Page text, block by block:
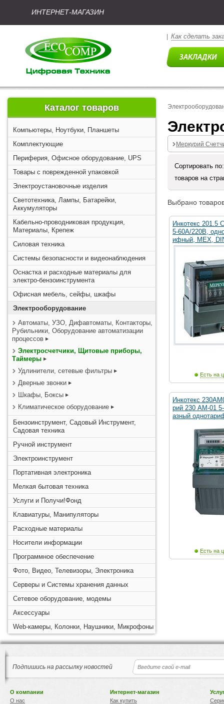
ИНТЕРНЕТ-МАГАЗИН
Как сделать
Каталог товаров
Компьютеры, Ноутбуки, Планшеты
Комплектующие
Периферия, Офисное оборудование, UPS
Товары с поврежденной упаковкой
Электроустановочные изделия
Светотехника, Лампы, Батарейки,
Аккумуляторы
Кабельно-проводниковая продукция,
Материалы, Крепеж
Силовая техника
Системы безопасности и видеонаблюдения
Оснастка и расходные материалы для
электро-бензоинструмента
Офисная мебель, сейфы, шкафы
Электрооборудование
Автоматы, УЗО, Дифавтоматы, Контакторы,
Рубильники, Оборудование автоматизации
процессов
Электросчетчики, Щитовые приборы,
Таймеры
Удлинители, сетевые фильтры
Дверные звонки
Шкафы, Боксы
Климатическое оборудование
Бензоинструмент, Садовый Инструмент,
Садовая техника
Ручной инструмент
Электроинструмент
Портативная электроника
Мелкая бытовая техника
Услуги и Получи!Фонд
Клавиатуры, Манипуляторы
Расходные материалы
Носители информации
Программное обеспечение
Фото, Видео, Телевизоры, Электроника
Серверы и Системы хранения данных
Сетевое оборудование, модемы
Аксессуары
Web-камеры, Колонки, Наушники, Микрофоны
Меркурий
Сортировать
товаров на
Выбрано
Инкотекс 201.5
5-60А/220В,
ифный, МЕХ,
Есть на
Инкотекс
рий 230 AM-01
азный
Есть на
Подпишись на рассылку новостей
О компании
О нас
Интернет-магазин
Как купить